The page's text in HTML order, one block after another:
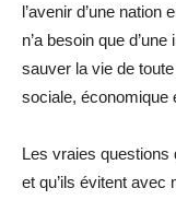
l’avenir d’une
n’a besoin que
sauver la vie de
sociale, économique
Les vraies questions
et qu’ils évitent avec